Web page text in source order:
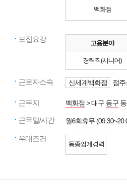
백화점
모집요강 고용분야
경력직(시니어)
근로자소속 신세계백화점 점
근무지 백화점 > 대구 동구
근무일/시간 월6회휴무
우대조건
동종업계경력